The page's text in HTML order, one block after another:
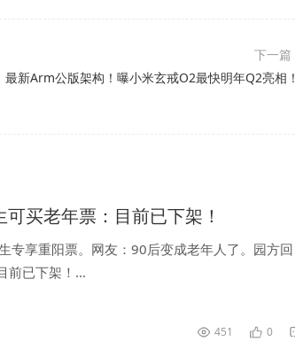
下一篇
最新Arm公版架构！曝小米玄戒O2最快明年Q2亮相！
买老年票：目前已下架！
专享重阳票。网友：90后变成老年人了。园方回
前已下架！...
451 0